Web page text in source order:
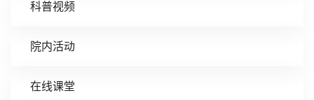
科普视频
院内活动
在线课堂